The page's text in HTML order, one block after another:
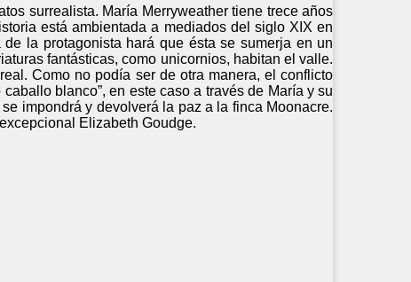
surrealista. María Merryweather tiene trece años
está ambientada a mediados del siglo XIX en
la protagonista hará que ésta se sumerja en un
fantásticas, como unicornios, habitan el valle.
Como no podía ser de otra manera, el conflicto
blanco”, en este caso a través de María y su
impondrá y devolverá la paz a la finca Moonacre.
Elizabeth Goudge.